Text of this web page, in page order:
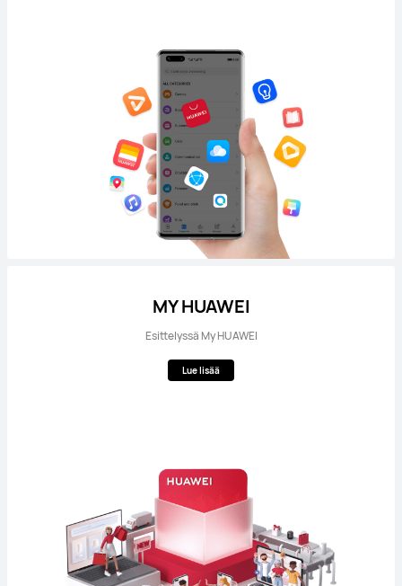
MY HUAWEI
Esittelyssä My HUAWEI
Lue lisää